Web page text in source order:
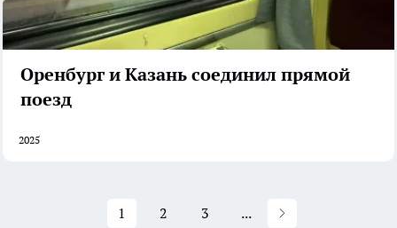
Оренбург и Казань соединил прямой
поезд
2025
1 2 3 ...